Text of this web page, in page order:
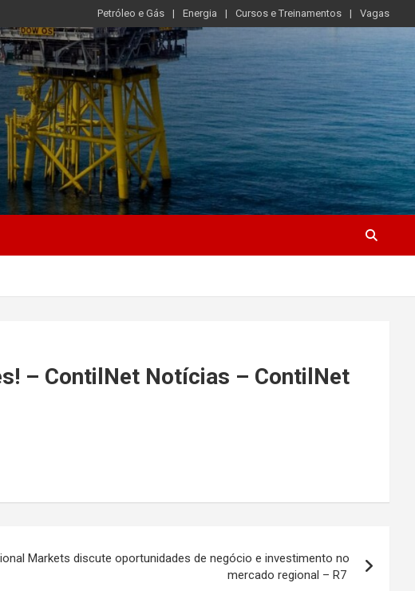
Petróleo e Gás Energia Cursos e Treinamentos Vagas
– ContilNet Notícias – ContilNet
Markets discute oportunidades de negócio e investimento no
mercado regional – R7